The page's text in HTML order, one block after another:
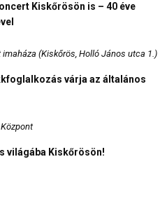
Kiskőrösön is – 40 éve
(Kiskőrös, Holló János utca 1.)
várja az általános
világába Kiskőrösön!